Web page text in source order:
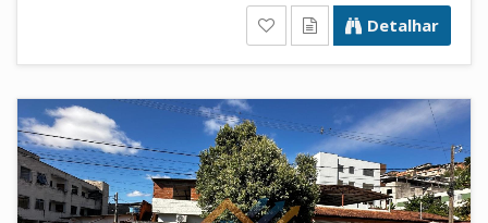
Detalhar